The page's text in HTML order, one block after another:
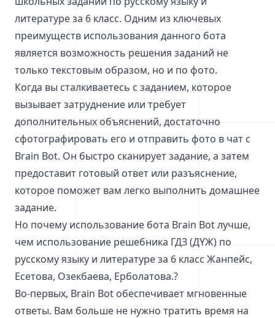
литературе за 6 класс. Одним из ключевых
преимуществ использования данного бота
является возможность решения заданий не
только текстовым образом, но и по фото.
Когда вы сталкиваетесь с заданием, которое
вызывает затруднение или требует
дополнительных объяснений, достаточно
сфотографировать его и отправить фото в чат с
Brain Bot. Он быстро сканирует задание, а затем
предоставит готовый ответ или разъяснение,
которое поможет вам легко выполнить домашнее
задание.
Но почему использование бота Brain Bot лучше,
чем использование решебника ГДЗ (ДҮЖ) по
русскому языку и литературе за 6 класс Жанпейс,
Есетова, Озекбаева, Ерболатова.?
Во-первых, Brain Bot обеспечивает мгновенные
ответы. Вам больше не нужно тратить время на